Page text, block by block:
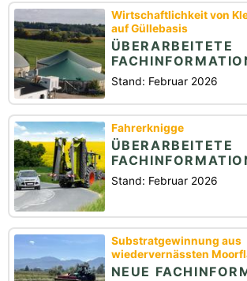
Wirtschaftlichkeit von
auf Güllebasis
ÜBERARBEITETE
Stand: Februar 2026
Fahrerknigge
ÜBERARBEITETE
Stand: Februar 2026
Substratgewinnung aus
wiedervernässten
NEUE